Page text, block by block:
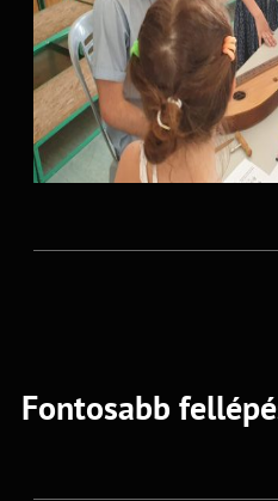
Fontosabb